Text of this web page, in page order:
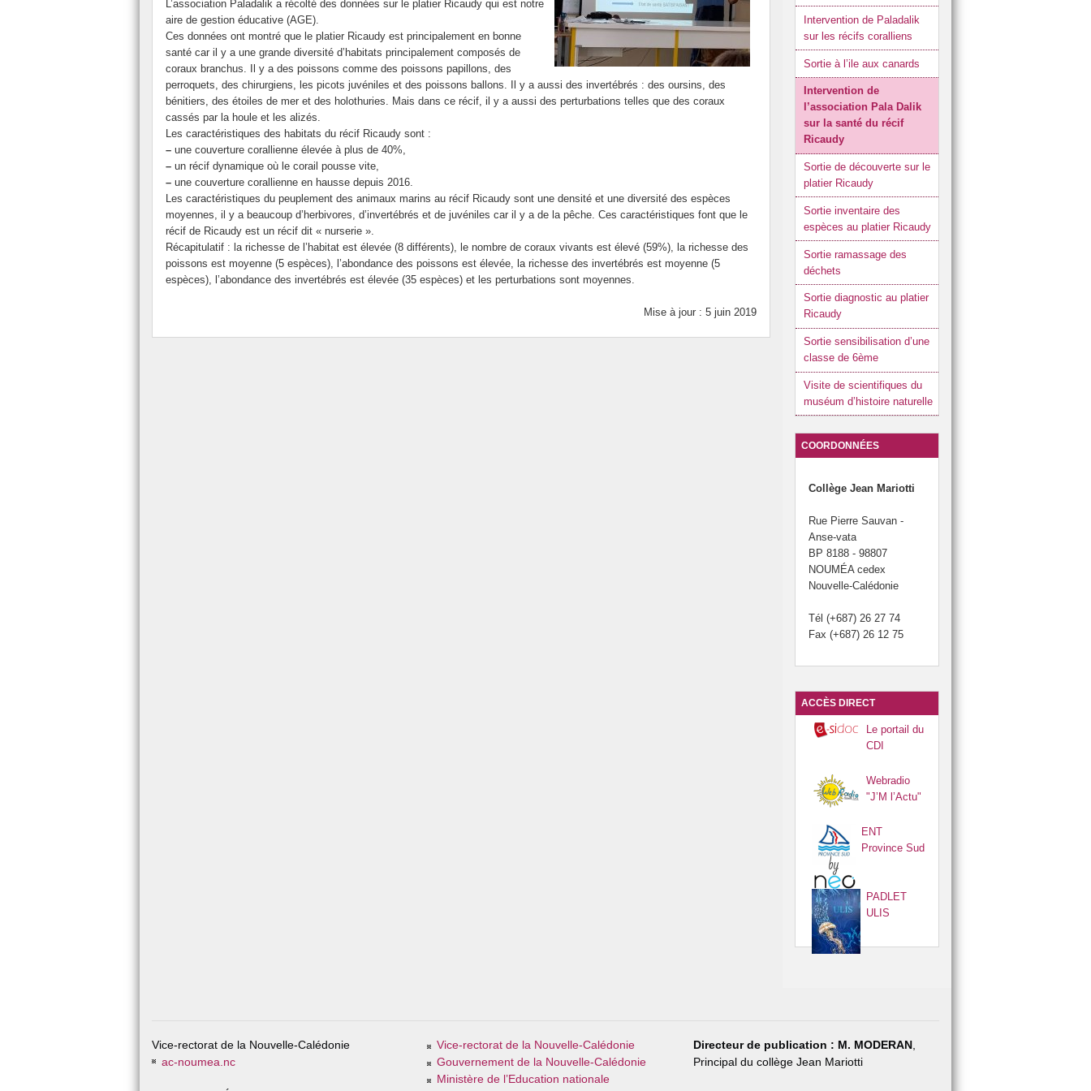
Le FSE
Présentation du secourisme.
Le Conseil de Vie Collègienne (CVC).
L’ASSR
La classe ULIS
L’Assistante Sociale
L’Association Sportive.
Les concours.
La cérémonie républicaine de remise du diplôme national du brevet.
La semaine des langues à Mariotti.
Le tri des déchets papiers et cartons du collège.
Les ruches du collège Mariotti.
Les journées Jeunesse et Développement Durable (JDD).
Escape game EDD
L’association Paladalik a récolté des données sur le platier Ricaudy qui est notre
aire de gestion éducative (AGE).
Ces données ont montré que le platier Ricaudy est principalement en bonne
santé car il y a une grande diversité d’habitats principalement composés de
coraux branchus. Il y a des poissons comme des poissons papillons, des
perroquets, des chirurgiens, les picots juvéniles et des poissons ballons. Il y a aussi des invertébrés : des oursins, des
bénitiers, des étoiles de mer et des holothuries. Mais dans ce récif, il y a aussi des perturbations telles que des coraux
cassés par la houle et les alizés.
Les caractéristiques des habitats du récif Ricaudy sont :
– une couverture corallienne élevée à plus de 40%,
– un récif dynamique où le corail pousse vite,
– une couverture corallienne en hausse depuis 2016.
Les caractéristiques du peuplement des animaux marins au récif Ricaudy sont une densité et une diversité des espèces
moyennes, il y a beaucoup d’herbivores, d’invertébrés et de juvéniles car il y a de la pêche. Ces caractéristiques font que le
récif de Ricaudy est un récif dit « nurserie ».
Récapitulatif : la richesse de l’habitat est élevée (8 différents), le nombre de coraux vivants est élevé (59%), la richesse des
poissons est moyenne (5 espèces), l’abondance des poissons est élevée, la richesse des invertébrés est moyenne (5
espèces), l’abondance des invertébrés est élevée (35 espèces) et les perturbations sont moyennes.
Mise à jour : 5 juin 2019
Intervention de Paladalik
sur les récifs coralliens
Sortie à l’ile aux canards
Intervention de
l’association Pala Dalik
sur la santé du récif
Ricaudy
Sortie de découverte sur le
platier Ricaudy
Sortie inventaire des
espèces au platier Ricaudy
Sortie ramassage des
déchets
Sortie diagnostic au platier
Ricaudy
Sortie sensibilisation d’une
classe de 6ème
Visite de scientifiques du
muséum d’histoire naturelle
COORDONNÉES
Collège Jean Mariotti
Rue Pierre Sauvan -
Anse-vata
BP 8188 - 98807
NOUMÉA cedex
Nouvelle-Calédonie
Tél (+687) 26 27 74
Fax (+687) 26 12 75
ACCÈS DIRECT
Le portail du
CDI
Webradio
"J’M l’Actu"
ENT
Province Sud
PADLET
ULIS
Vice-rectorat de la Nouvelle-Calédonie
ac-noumea.nc
Vice-rectorat de la Nouvelle-Calédonie
Gouvernement de la Nouvelle-Calédonie
Ministère de l’Education nationale
Directeur de publication : M. MODERAN ,
Principal du collège Jean Mariotti